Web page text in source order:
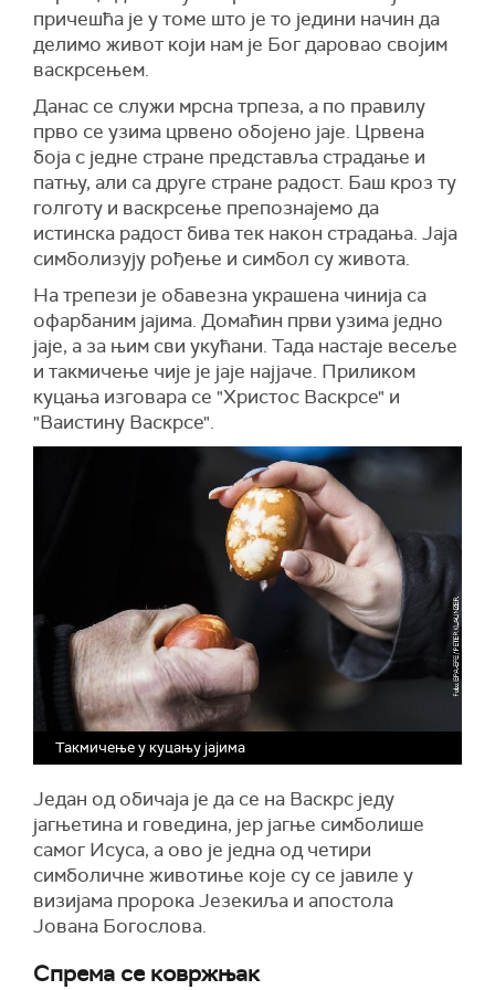
причешћа је у томе што је то једини начин да
делимо живот који нам је Бог даровао својим
васкрсењем.
Данас се служи мрсна трпеза, а по правилу
прво се узима црвено обојено јаје. Црвена
боја с једне стране представља страдање и
патњу, али са друге стране радост. Баш кроз ту
голготу и васкрсење препознајемо да
истинска радост бива тек након страдања. Јаја
симболизују рођење и симбол су живота.
На трепези је обавезна украшена чинија са
офарбаним јајима. Домаћин први узима једно
јаје, а за њим сви укућани. Тада настаје весеље
и такмичење чије је јаје најјаче. Приликом
куцања изговара се "Христос Васкрсе" и
"Ваистину Васкрсе".
Такмичење у куцању јајима
Један од обичаја је да се на Васкрс једу
јагњетина и говедина, јер јагње симболише
самог Исуса, а ово је једна од четири
симболичне животиње које су се јавиле у
визијама пророка Језекиља и апостола
Јована Богослова.
Спрема се ковржњак